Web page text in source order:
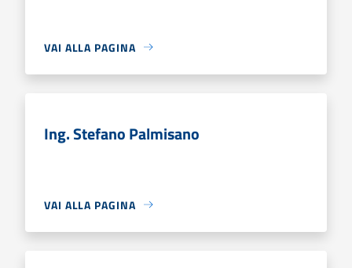
VAI ALLA PAGINA
Ing. Stefano Palmisano
VAI ALLA PAGINA